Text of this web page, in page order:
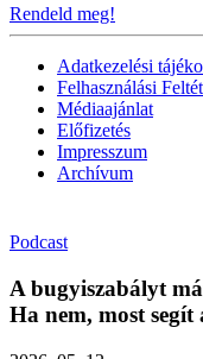
Rendeld meg!
Adatkezelési
Felhasználási
Médiaajánlat
Előfizetés
Impresszum
Archívum
Podcast
A bugyiszabályt
Ha nem, most segít